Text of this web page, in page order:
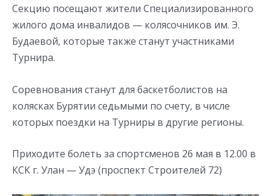
Секцию посещают жители Специализированного
жилого дома инвалидов — колясочников им. Э.
Будаевой, которые также станут участниками
Турнира.
Соревнования станут для баскетболистов на
колясках Бурятии седьмыми по счету, в числе
которых поездки на Турниры в другие регионы.
Приходите болеть за спортсменов 26 мая в 12.00 в
КСК г. Улан — Удэ (проспект Строителей 72)